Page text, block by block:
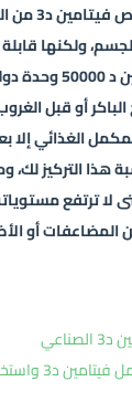
في
ولكنها
تناول حبوب
أو قبل
الغذائي إلا
التركيز لك،
لا ترتفع
أو
وأضراره.